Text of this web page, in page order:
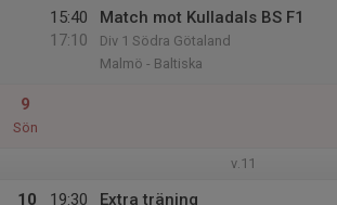
15:40
17:10
Match mot Kulladals BS F1
Div 1 Södra Götaland
Malmö - Baltiska
9
Sön
v.11
10
19:30
Extra träning